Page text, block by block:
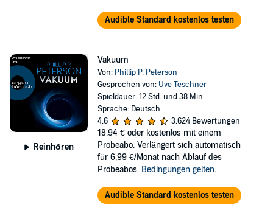
Audible Standard kostenlos testen
Reinhören
Vakuum
Von: Phillip P. Peterson
Gesprochen von: Uve Teschner
Spieldauer: 12 Std. und 38 Min.
Sprache: Deutsch
4,6
3.624 Bewertungen
18,94 € oder kostenlos mit einem
Probeabo. Verlängert sich automatisch
für 6,99 €/Monat nach Ablauf des
Probeabos. Bedingungen gelten.
Audible Standard kostenlos testen